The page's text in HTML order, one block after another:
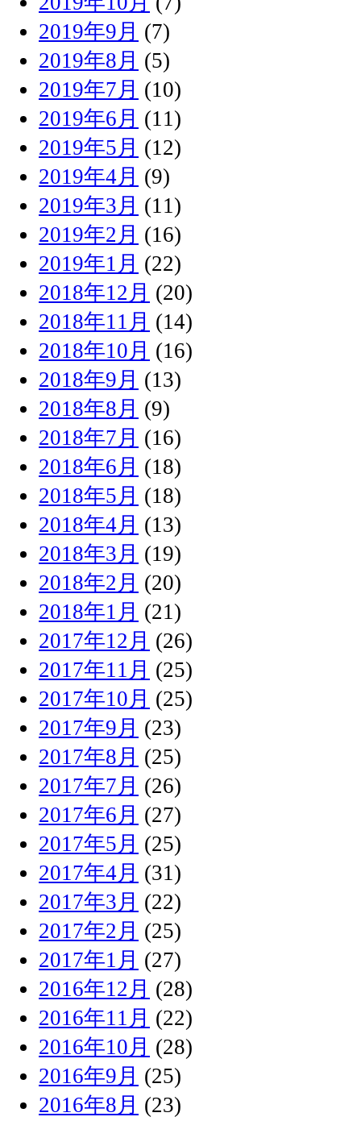
2019年9月 (7)
2019年8月 (5)
2019年7月 (10)
2019年6月 (11)
2019年5月 (12)
2019年4月 (9)
2019年3月 (11)
2019年2月 (16)
2019年1月 (22)
2018年12月 (20)
2018年11月 (14)
2018年10月 (16)
2018年9月 (13)
2018年8月 (9)
2018年7月 (16)
2018年6月 (18)
2018年5月 (18)
2018年4月 (13)
2018年3月 (19)
2018年2月 (20)
2018年1月 (21)
2017年12月 (26)
2017年11月 (25)
2017年10月 (25)
2017年9月 (23)
2017年8月 (25)
2017年7月 (26)
2017年6月 (27)
2017年5月 (25)
2017年4月 (31)
2017年3月 (22)
2017年2月 (25)
2017年1月 (27)
2016年12月 (28)
2016年11月 (22)
2016年10月 (28)
2016年9月 (25)
2016年8月 (23)